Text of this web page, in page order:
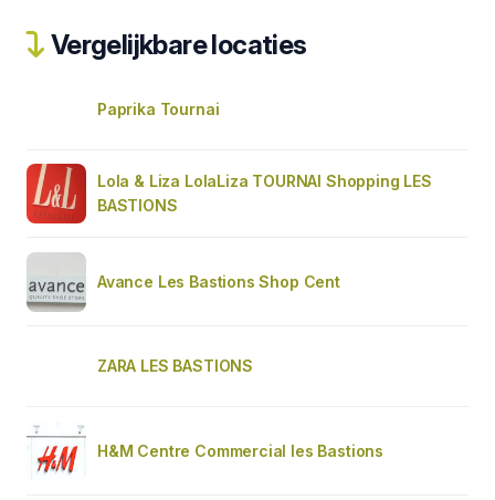
Vergelijkbare locaties
Paprika Tournai
Lola & Liza LolaLiza TOURNAI Shopping LES
BASTIONS
Avance Les Bastions Shop Cent
ZARA LES BASTIONS
H&M Centre Commercial les Bastions